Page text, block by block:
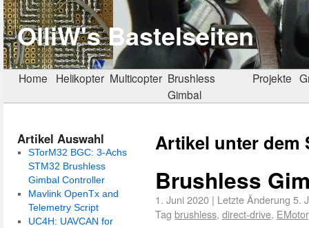
OlliW's Bastelseiten
Home Helikopter Multicopter Brushless
Gimbal
Projekte
Artikel unter
Brushless
1. Juni 2020 | Letzte Änderung 5.
Tag brushless, direct-drive, EMotor
Artikel Auswahl
STorM32 BGC: 3-Achs
STM32 Brushless
Gimbal Controller
Mavlink OpenTx and
Telemetry Script
UC4H: UAVCAN for